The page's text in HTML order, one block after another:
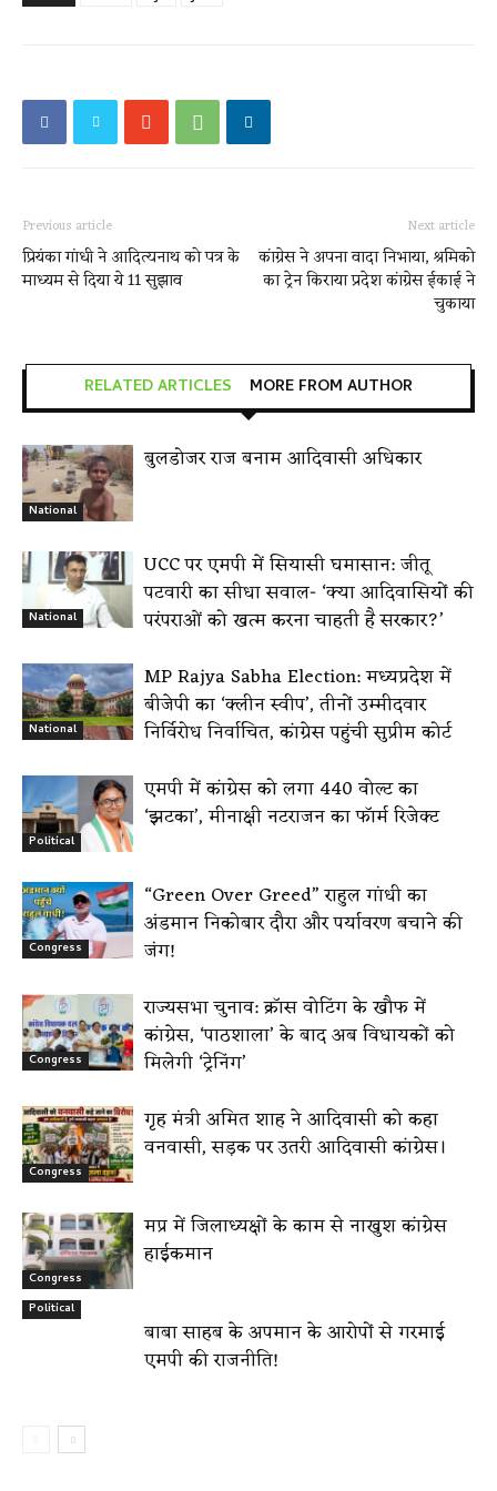
Previous article
प्रियंका गांधी ने आदित्यनाथ को पत्र के
माध्यम से दिया ये 11 सुझाव
Next article
कांग्रेस ने अपना वादा निभाया, श्रमिको
का ट्रेन किराया प्रदेश कांग्रेस ईकाई ने
चुकाया
RELATED ARTICLES MORE FROM AUTHOR
National
बुलडोजर राज बनाम आदिवासी अधिकार
National
UCC पर एमपी में सियासी घमासान: जीतू
पटवारी का सीधा सवाल- ‘क्या आदिवासियों की
परंपराओं को खत्म करना चाहती है सरकार?’
National
MP Rajya Sabha Election: मध्यप्रदेश में
बीजेपी का ‘क्लीन स्वीप’, तीनों उम्मीदवार
निर्विरोध निर्वाचित, कांग्रेस पहुंची सुप्रीम कोर्ट
Political
एमपी में कांग्रेस को लगा 440 वोल्ट का
‘झटका’, मीनाक्षी नटराजन का फॉर्म रिजेक्ट
Congress
“Green Over Greed” राहुल गांधी का
अंडमान निकोबार दौरा और पर्यावरण बचाने की
जंग!
Congress
राज्यसभा चुनाव: क्रॉस वोटिंग के खौफ में
कांग्रेस, ‘पाठशाला’ के बाद अब विधायकों को
मिलेगी ‘ट्रेनिंग’
Congress
गृह मंत्री अमित शाह ने आदिवासी को कहा
वनवासी, सड़क पर उतरी आदिवासी कांग्रेस।
Congress
मप्र में जिलाध्यक्षों के काम से नाखुश कांग्रेस
हाईकमान
Political
बाबा साहब के अपमान के आरोपों से गरमाई
एमपी की राजनीति!